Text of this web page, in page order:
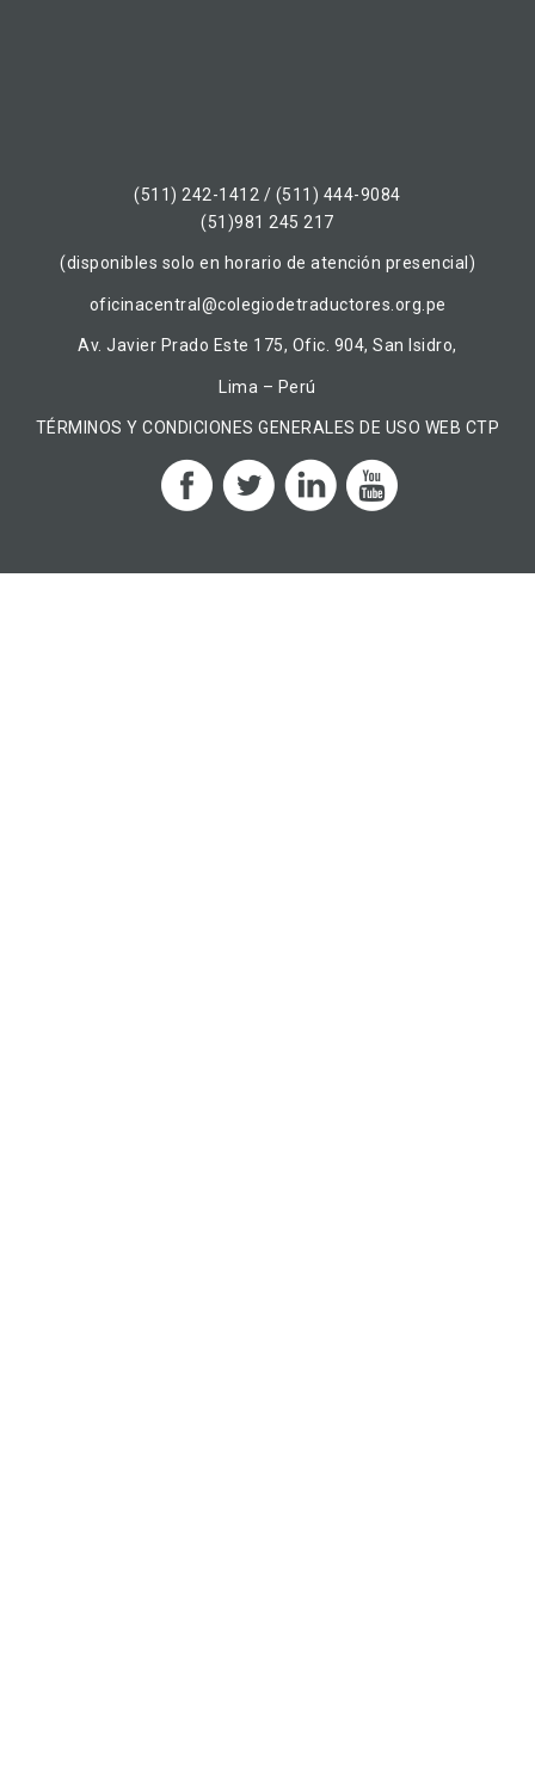
(511) 242-1412 / (511) 444-9084
(51)981 245 217
(disponibles solo en horario de atención presencial)
oficinacentral@colegiodetraductores.org.pe
Av. Javier Prado Este 175, Ofic. 904, San Isidro,
Lima – Perú
TÉRMINOS Y CONDICIONES GENERALES DE USO WEB CTP